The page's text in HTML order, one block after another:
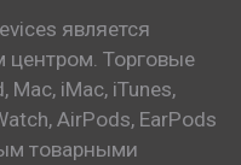
является
центром. Торговые
Mac, iMac, iTunes,
AirPods, EarPods
товарными